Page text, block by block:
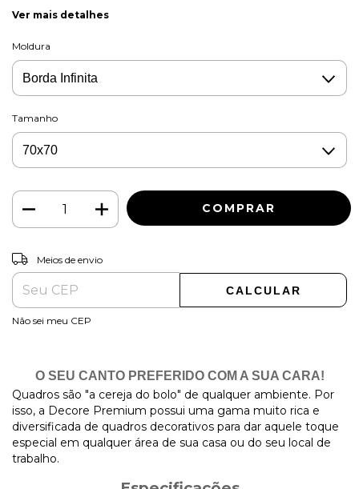
Ver mais detalhes
Moldura
Tamanho
Entregas para o CEP:
Meios de envio
CALCULAR
Não sei meu CEP
O SEU CANTO PREFERIDO COM A SUA CARA!
Quadros são "a cereja do bolo" de qualquer ambiente. Por
isso, a Decore Premium possui uma gama muito rica e
diversificada de quadros decorativos para dar aquele toque
especial em qualquer área de sua casa ou do seu local de
trabalho.